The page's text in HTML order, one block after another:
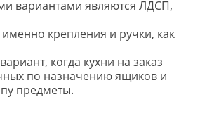
вариантами являются ЛДСП,
крепления и ручки, как
когда кухни на заказ
по назначению ящиков и
предметы.